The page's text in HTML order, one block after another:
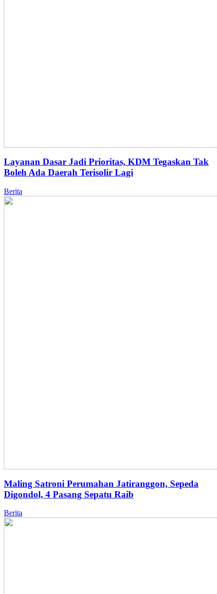
Layanan Dasar Jadi Prioritas, KDM Tegaskan Tak
Boleh Ada Daerah Terisolir Lagi
Berita
Maling Satroni Perumahan Jatiranggon, Sepeda
Digondol, 4 Pasang Sepatu Raib
Berita